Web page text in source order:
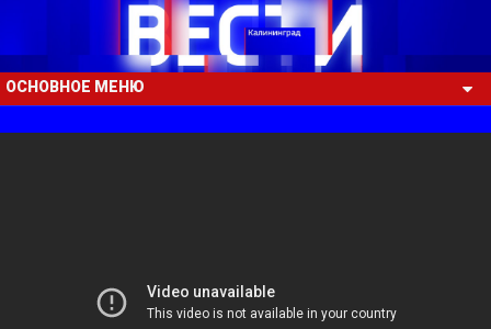
ОСНОВНОЕ МЕНЮ